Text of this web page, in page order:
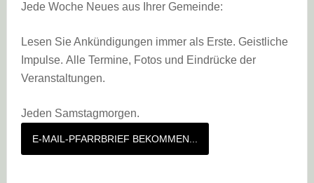
Jede Woche Neues aus Ihrer Gemeinde:
Lesen Sie Ankündigungen immer als Erste. Geistliche
Impulse. Alle Termine, Fotos und Eindrücke der
Veranstaltungen.
Jeden Samstagmorgen.
E-MAIL-PFARRBRIEF BEKOMMEN...